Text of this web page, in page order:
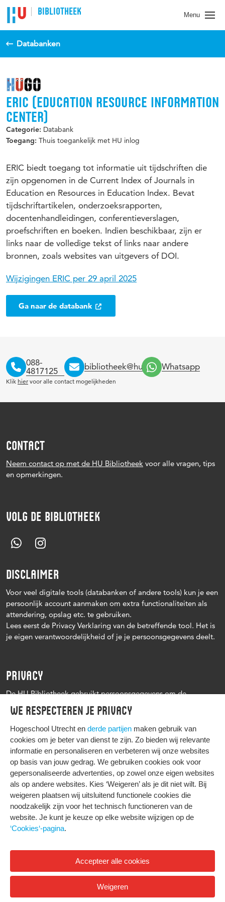
We respecteren je privacy
Hogeschool Utrecht en derde partijen maken gebruik van
cookies om je beter van dienst te zijn. Zo bieden wij relevante
informatie en personaliseren en verbeteren wij onze websites
op basis van jouw gedrag. We gebruiken cookies ook voor
gepersonaliseerde advertenties, op zowel onze eigen websites
als op andere websites. Kies ‘Weigeren’ als je dit niet wilt. Bij
weigeren plaatsen wij uitsluitend functionele cookies die
noodzakelijk zijn voor het technisch functioneren van de
website. Je kunt je keuze op elke website wijzigen op de
‘Cookies‘-pagina.
Accepteer alle cookies
Weigeren
BIBLIOTHEEK Menu
Databanken
ERIC (EDUCATION RESOURCE INFORMATION
CENTER)
Categorie: Databank
Toegang: Thuis toegankelijk met HU inlog
ERIC biedt toegang tot informatie uit tijdschriften die
zijn opgenomen in de Current Index of Journals in
Education en Resources in Education Index. Bevat
tijdschriftartikelen, onderzoeksrapporten,
docentenhandleidingen, conferentieverslagen,
proefschriften en boeken. Indien beschikbaar, zijn er
links naar de volledige tekst of links naar andere
bronnen, zoals websites van uitgevers of DOI.
Wijzigingen ERIC per 29 april 2025
Ga naar de databank
088-
4817125
bibliotheek@hu.nl Whatsapp
Klik hier voor alle contact mogelijkheden
CONTACT
Neem contact op met de HU Bibliotheek voor alle vragen, tips
en opmerkingen.
VOLG DE BIBLIOTHEEK
DISCLAIMER
Voor veel digitale tools (databanken of andere tools) kun je een
persoonlijk account aanmaken om extra functionaliteiten als
attendering, opslag etc. te gebruiken.
Lees eerst de Privacy Verklaring van de betreffende tool. Het is
je eigen verantwoordelijkheid of je je persoonsgegevens deelt.
PRIVACY
De HU Bibliotheek gebruikt persoonsgegevens om de
leenprocedure te kunnen uitvoeren, onder andere voor het
versturen van herinneringen en informatie over reserveringen.
Zie verder het Privacy statement Hogeschool Utrecht
HIER KOMT ALLES SAMEN
Privacy
Cookies